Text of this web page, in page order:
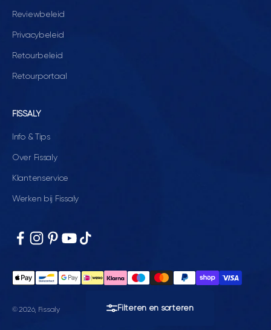
Filteren en sorteren
Reviewbeleid
Privacybeleid
Retourbeleid
Retourportaal
FISSALY
Info & Tips
Over Fissaly
Klantenservice
Werken bij Fissaly
© 2026, Fissaly